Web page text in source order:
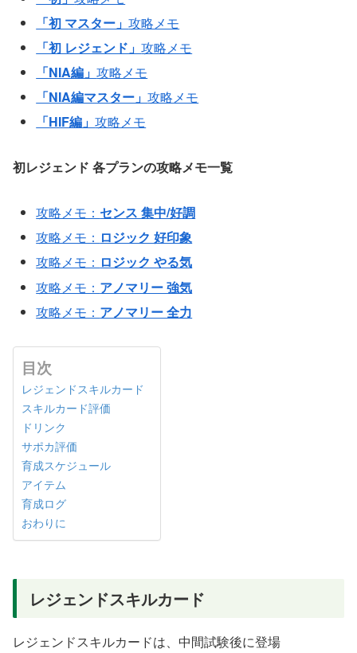
「初 マスター」攻略メモ
「初 レジェンド」攻略メモ
「NIA編」攻略メモ
「NIA編マスター」攻略メモ
「HIF編」攻略メモ
初レジェンド 各プランの攻略メモ一覧
攻略メモ： センス 集中/好調
攻略メモ： ロジック 好印象
攻略メモ： ロジック やる気
攻略メモ： アノマリー 強気
攻略メモ： アノマリー 全力
目次
レジェンドスキルカード
スキルカード評価
ドリンク
サポカ評価
育成スケジュール
アイテム
育成ログ
おわりに
レジェンドスキルカード
レジェンドスキルカードは、中間試験後に登場